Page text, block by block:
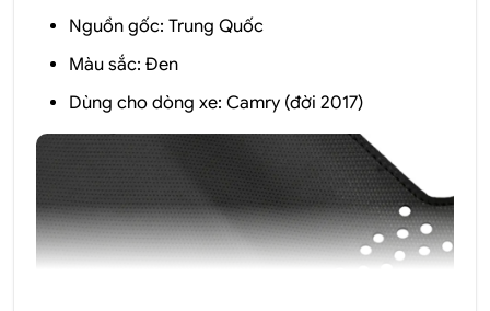
Nguồn gốc: Trung Quốc
Màu sắc: Đen
Dùng cho dòng xe: Camry (đời 2017)